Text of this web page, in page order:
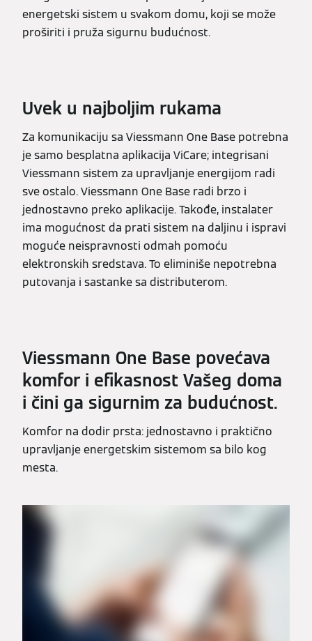
energetski sistem u svakom domu, koji se može
proširiti i pruža sigurnu budućnost.
Uvek u najboljim rukama
Za komunikaciju sa Viessmann One Base potrebna
je samo besplatna aplikacija ViCare; integrisani
Viessmann sistem za upravljanje energijom radi
sve ostalo. Viessmann One Base radi brzo i
jednostavno preko aplikacije. Takođe, instalater
ima mogućnost da prati sistem na daljinu i ispravi
moguće neispravnosti odmah pomoću
elektronskih sredstava. To eliminiše nepotrebna
putovanja i sastanke sa distributerom.
Viessmann One Base povećava
komfor i efikasnost Vašeg doma
i čini ga sigurnim za budućnost.
Komfor na dodir prsta: jednostavno i praktično
upravljanje energetskim sistemom sa bilo kog
mesta.